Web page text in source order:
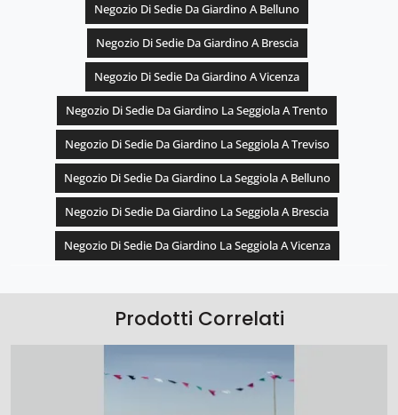
Negozio Di Sedie Da Giardino A Belluno
Negozio Di Sedie Da Giardino A Brescia
Negozio Di Sedie Da Giardino A Vicenza
Negozio Di Sedie Da Giardino La Seggiola A Trento
Negozio Di Sedie Da Giardino La Seggiola A Treviso
Negozio Di Sedie Da Giardino La Seggiola A Belluno
Negozio Di Sedie Da Giardino La Seggiola A Brescia
Negozio Di Sedie Da Giardino La Seggiola A Vicenza
Prodotti Correlati